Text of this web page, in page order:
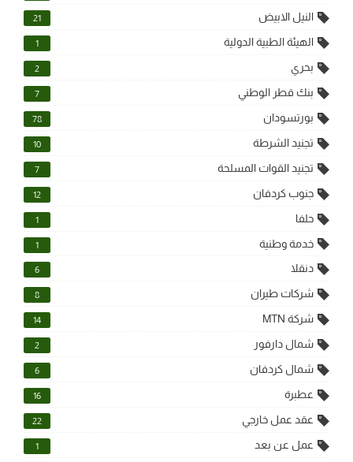
النيل الابيض 21
الهيئة الطبية الدولية 1
بحري 2
بنك قطر الوطني 7
بورتسودان 78
تجنيد الشرطة 10
تجنيد القوات المسلحة 7
جنوب كردفان 12
حلفا 1
خدمة وطنية 1
دنقلا 6
شركات طيران 8
شركة MTN 14
شمال دارفور 2
شمال كردفان 6
عطبرة 16
عقد عمل خارجي 22
عمل عن بعد 1